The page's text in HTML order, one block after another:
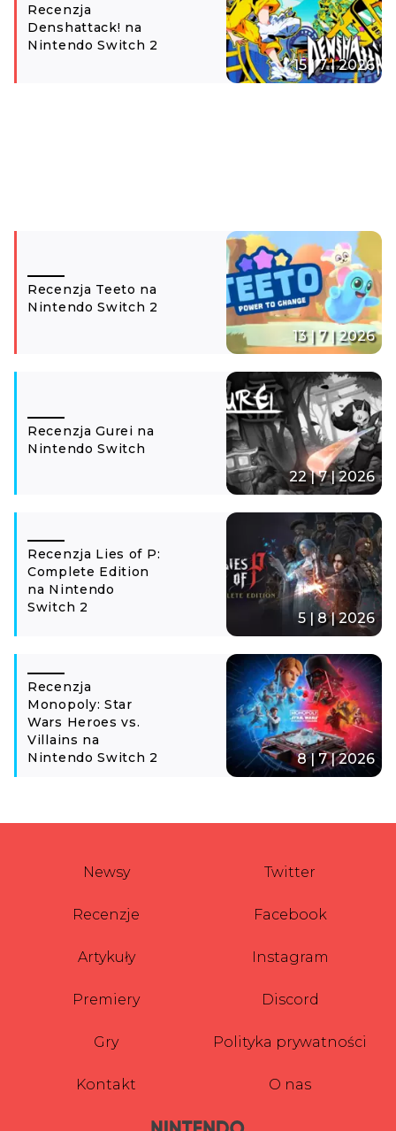
Recenzja
Denshattack! na
Nintendo Switch 2
15 | 7 | 2026
Recenzja Teeto na
Nintendo Switch 2
13 | 7 | 2026
Recenzja Gurei na
Nintendo Switch
22 | 7 | 2026
Recenzja Lies of P:
Complete Edition
na Nintendo
Switch 2
5 | 8 | 2026
Recenzja
Monopoly: Star
Wars Heroes vs.
Villains na
Nintendo Switch 2
8 | 7 | 2026
Newsy
Recenzje
Artykuły
Premiery
Gry
Kontakt
Twitter
Facebook
Instagram
Discord
Polityka prywatności
O nas